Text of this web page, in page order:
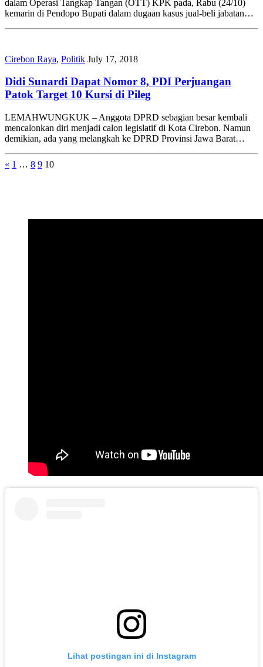
dalam Operasi Tangkap Tangan (OTT) KPK pada, Rabu (24/10)
kemarin di Pendopo Bupati dalam dugaan kasus jual-beli jabatan…
Cirebon Raya, Politik July 17, 2018
Didi Sunardi Dapat Nomor 8, PDI Perjuangan
Patok Target 10 Kursi di Pileg
LEMAHWUNGKUK – Anggota DPRD sebagian besar kembali
mencalonkan diri menjadi calon legislatif di Kota Cirebon. Namun
demikian, ada yang melangkah ke DPRD Provinsi Jawa Barat…
« 1 … 8 9 10
Lihat postingan ini di Instagram